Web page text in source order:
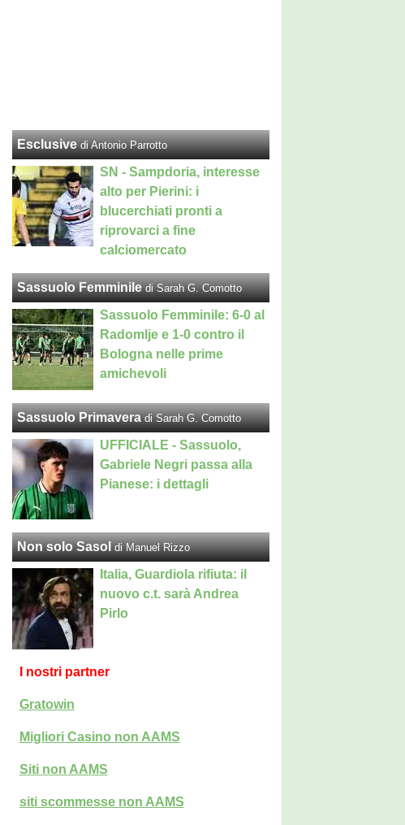
Esclusive di Antonio Parrotto
SN - Sampdoria, interesse
alto per Pierini: i
blucerchiati pronti a
riprovarci a fine
calciomercato
Sassuolo Femminile di Sarah G. Comotto
Sassuolo Femminile: 6-0 al
Radomlje e 1-0 contro il
Bologna nelle prime
amichevoli
Sassuolo Primavera di Sarah G. Comotto
UFFICIALE - Sassuolo,
Gabriele Negri passa alla
Pianese: i dettagli
Non solo Sasol di Manuel Rizzo
Italia, Guardiola rifiuta: il
nuovo c.t. sarà Andrea
Pirlo
I nostri partner
Gratowin
Migliori Casino non AAMS
Siti non AAMS
siti scommesse non AAMS